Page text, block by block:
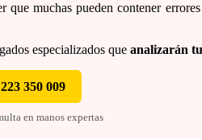
que muchas pueden contener
especializados que analizarán
350 009
en manos expertas